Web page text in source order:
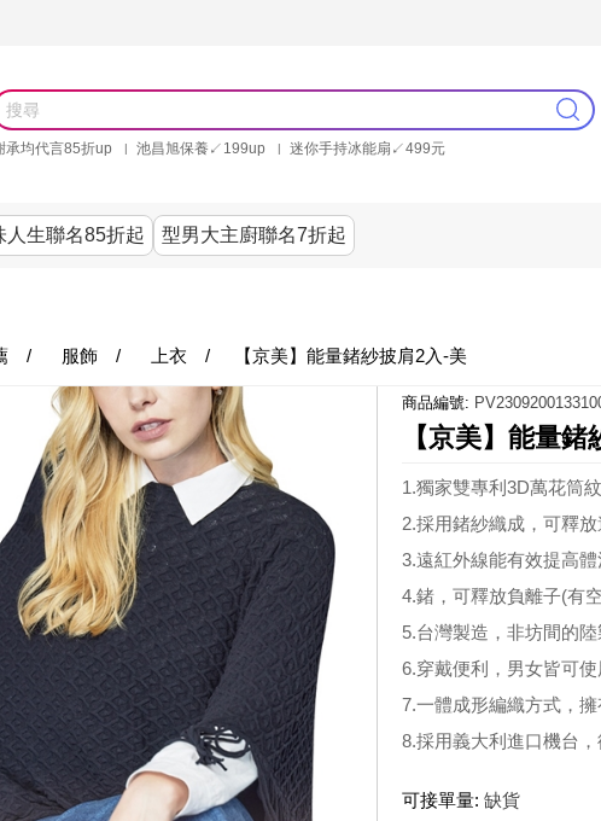
承均代言85折up 池昌旭保養↙199up
迷你手持冰能扇↙499元
人生聯名85折起 型男大主廚聯名7折起
/ 服飾 / 上衣 / 【京美】能量鍺紗披肩2入-美
商品編號:
【京美】能量
1.獨家雙專利3D萬花筒
2.採用鍺紗織成，可釋放
3.遠紅外線能有效提高體
4.鍺，可釋放負離子(有
5.台灣製造，非坊間的陸
6.穿戴便利，男女皆可使
7.一體成形編織方式，擁
8.採用義大利進口機台
可接單量: 缺貨